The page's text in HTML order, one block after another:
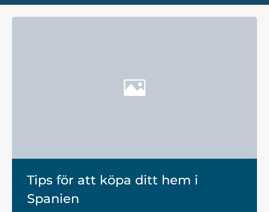
Tips för att köpa ditt hem i
Spanien